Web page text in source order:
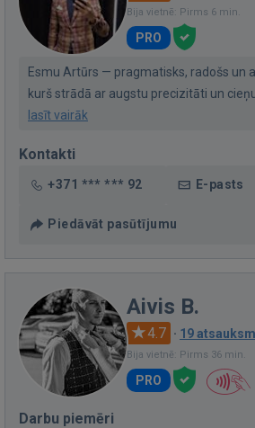
Bija vietnē: Pirms 6 min.
PRO
Esmu Artūrs — pragmatisks, radošs un
kurš strādā ar augstu precizitāti un cieņu
lasīt vairāk
Kontakti
+371 *** *** 92 E-pasts
Piedāvāt pasūtījumu
Aivis B.
4.7 · 19
Bija vietnē: Pirms 36 min.
PRO
Darbu piemēri